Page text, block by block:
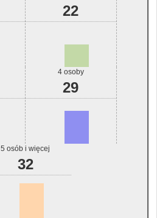
22
4 osoby
29
5 osób i więcej
32